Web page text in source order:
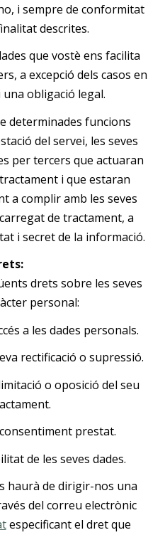
i sempre de conformitat
descrites.
que vostè ens facilita
a excepció dels casos en
obligació legal.
determinades funcions
del servei, les seves
per tercers que actuaran
i que estaran
a complir amb les seves
de tractament, a
i secret de la informació.
drets sobre les seves
personal:
a les dades personals.
rectificació o supressió.
o oposició del seu
prestat.
de les seves dades.
haurà de dirigir-nos una
del correu electrònic
especificant el dret que